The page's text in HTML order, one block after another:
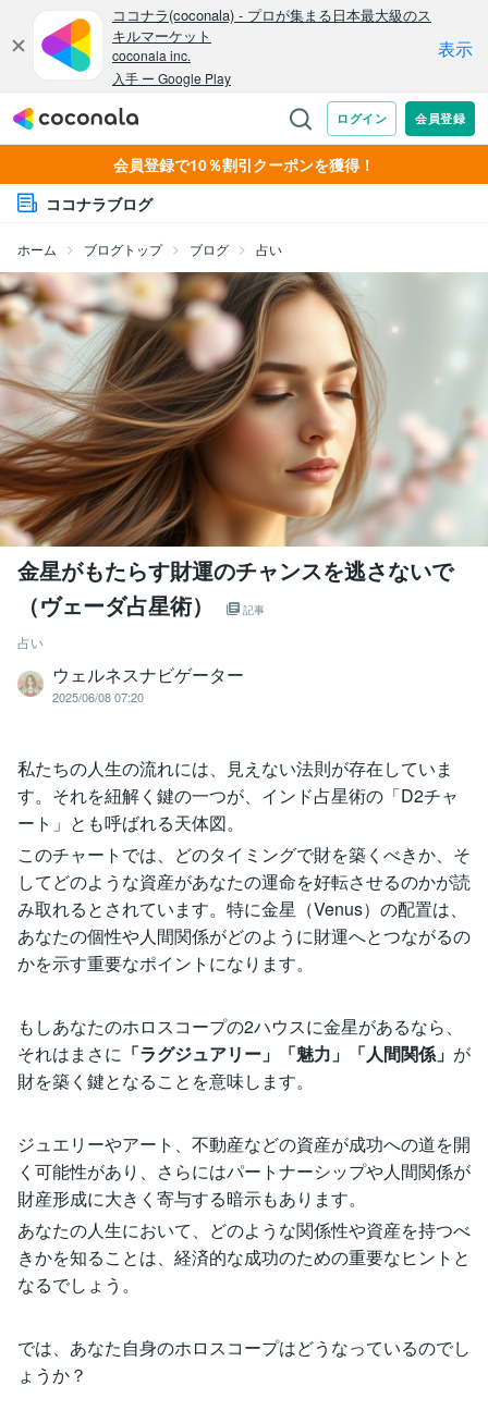
会員登録で10％割引クーポンを獲得！
ココナラブログ
ホーム ブログトップ ブログ 占い
金星がもたらす財運のチャンスを逃さないで
（ヴェーダ占星術）
記事
占い
ウェルネスナビゲーター
2025/06/08 07:20
私たちの人生の流れには、見えない法則が存在していま
す。それを紐解く鍵の一つが、インド占星術の「D2チャ
ート」とも呼ばれる天体図。
このチャートでは、どのタイミングで財を築くべきか、そ
してどのような資産があなたの運命を好転させるのかが読
み取れるとされています。特に金星（Venus）の配置は、
あなたの個性や人間関係がどのように財運へとつながるの
かを示す重要なポイントになります。
もしあなたのホロスコープの2ハウスに金星があるなら、
それはまさに 「ラグジュアリー」「魅力」「人間関係」 が
財を築く鍵となることを意味します。
ジュエリーやアート、不動産などの資産が成功への道を開
く可能性があり、さらにはパートナーシップや人間関係が
財産形成に大きく寄与する暗示もあります。
あなたの人生において、どのような関係性や資産を持つべ
きかを知ることは、経済的な成功のための重要なヒントと
なるでしょう。
では、あなた自身のホロスコープはどうなっているのでし
ょうか？